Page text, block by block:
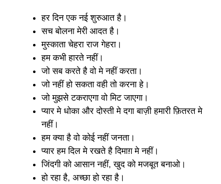
हर दिन एक नई शुरुआत है।
सच बोलना मेरी आदत है।
मुस्काता चेहरा राज गेहरा।
हम कभी हारते नहीं।
जो सब करते है वो मे नहीं करता।
जो नहीं हो सकता वही तो करना हे।
जो मुझसे टकराएगा वो मिट जाएगा।
प्यार मे धोका और दोस्ती मे दगा बाज़ी हमारी फ़ितरत मे
नहीं।
हम क्या है वो कोई नहीं जनता।
प्यार हम दिल मे रखते है दिमाग़ मे नहीं।
जिंदगी को आसान नहीं, खुद को मजबूत बनाओ।
हो रहा है, अच्छा हो रहा है।